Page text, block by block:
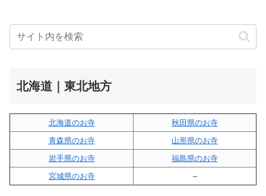
北海道｜東北地方
北海道のお寺
秋田県のお寺
青森県のお寺
山形県のお寺
岩手県のお寺
福島県のお寺
宮城県のお寺
–